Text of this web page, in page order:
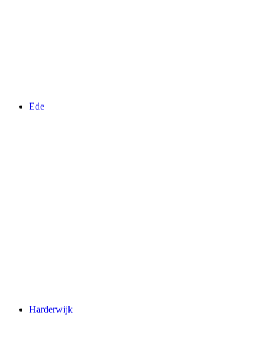
Ede
Harderwijk